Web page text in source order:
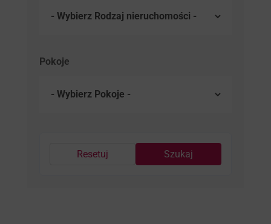
Pokoje
Szukaj
Resetuj